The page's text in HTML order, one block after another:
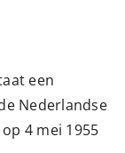
een
Nederlandse
4 mei 1955